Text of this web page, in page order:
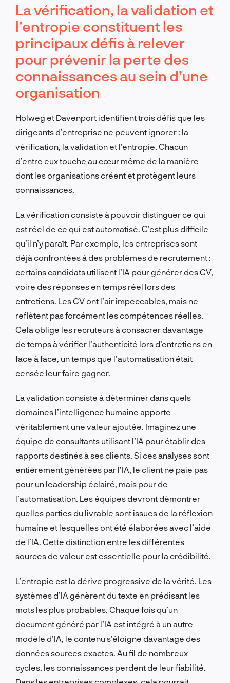
La vérification, la validation et
l’entropie constituent les
principaux défis à relever
pour prévenir la perte des
connaissances au sein d’une
organisation
Holweg et Davenport identifient trois défis que les
dirigeants d’entreprise ne peuvent ignorer : la
vérification, la validation et l’entropie. Chacun
d’entre eux touche au cœur même de la manière
dont les organisations créent et protègent leurs
connaissances.
La vérification consiste à pouvoir distinguer ce qui
est réel de ce qui est automatisé. C’est plus difficile
qu’il n’y paraît. Par exemple, les entreprises sont
déjà confrontées à des problèmes de recrutement :
certains candidats utilisent l’IA pour générer des CV,
voire des réponses en temps réel lors des
entretiens. Les CV ont l’air impeccables, mais ne
reflètent pas forcément les compétences réelles.
Cela oblige les recruteurs à consacrer davantage
de temps à vérifier l’authenticité lors d’entretiens en
face à face, un temps que l’automatisation était
censée leur faire gagner.
La validation consiste à déterminer dans quels
domaines l’intelligence humaine apporte
véritablement une valeur ajoutée. Imaginez une
équipe de consultants utilisant l’IA pour établir des
rapports destinés à ses clients. Si ces analyses sont
entièrement générées par l’IA, le client ne paie pas
pour un leadership éclairé, mais pour de
l’automatisation. Les équipes devront démontrer
quelles parties du livrable sont issues de la réflexion
humaine et lesquelles ont été élaborées avec l’aide
de l’IA. Cette distinction entre les différentes
sources de valeur est essentielle pour la crédibilité.
L’entropie est la dérive progressive de la vérité. Les
systèmes d’IA génèrent du texte en prédisant les
mots les plus probables. Chaque fois qu’un
document généré par l’IA est intégré à un autre
modèle d’IA, le contenu s’éloigne davantage des
données sources exactes. Au fil de nombreux
cycles, les connaissances perdent de leur fiabilité.